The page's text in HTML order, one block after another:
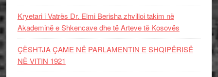
Kryetari i Vatrës Dr. Elmi Berisha zhvilloi takim në
Akademinë e Shkencave dhe të Arteve të Kosovës
ÇËSHTJA ÇAME NË PARLAMENTIN E SHQIPËRISË
NË VITIN 1921